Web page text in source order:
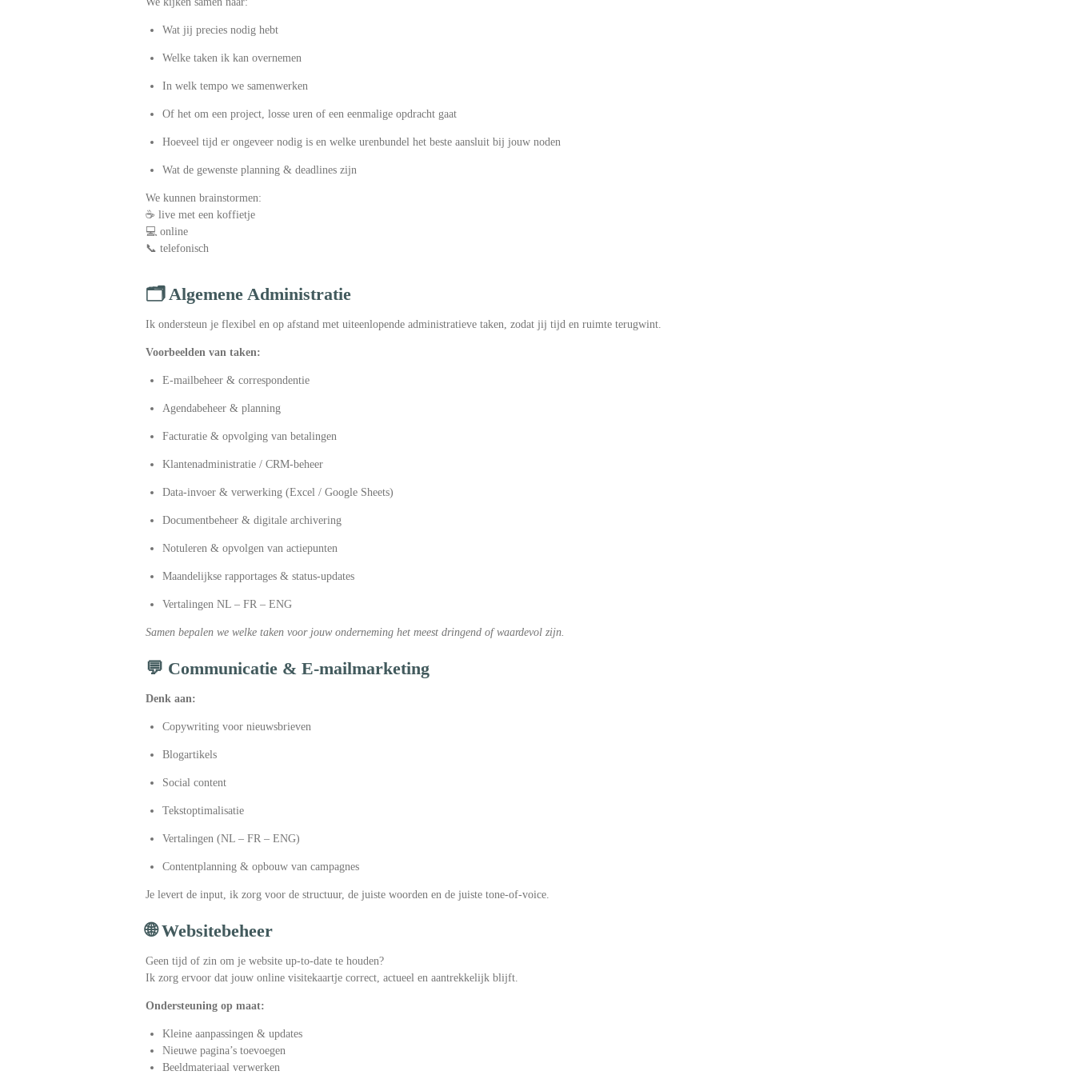
Wat jij precies nodig hebt
Welke taken ik kan overnemen
In welk tempo we samenwerken
Of het om een project, losse uren of een eenmalige opdracht gaat
Hoeveel tijd er ongeveer nodig is en welke urenbundel het beste aansluit bij jouw noden
Wat de gewenste planning & deadlines zijn
We kunnen brainstormen:
☕ live met een koffietje
💻 online
📞 telefonisch
🗂️ Algemene Administratie
Ik ondersteun je flexibel en op afstand met uiteenlopende administratieve taken, zodat jij tijd en ruimte terugwint.
Voorbeelden van taken:
E-mailbeheer & correspondentie
Agendabeheer & planning
Facturatie & opvolging van betalingen
Klantenadministratie / CRM-beheer
Data-invoer & verwerking (Excel / Google Sheets)
Documentbeheer & digitale archivering
Notuleren & opvolgen van actiepunten
Maandelijkse rapportages & status-updates
Vertalingen NL – FR – ENG
Samen bepalen we welke taken voor jouw onderneming het meest dringend of waardevol zijn.
💬 Communicatie & E-mailmarketing
Denk aan:
Copywriting voor nieuwsbrieven
Blogartikels
Social content
Tekstoptimalisatie
Vertalingen (NL – FR – ENG)
Contentplanning & opbouw van campagnes
Je levert de input, ik zorg voor de structuur, de juiste woorden en de juiste tone-of-voice.
🌐 Websitebeheer
Geen tijd of zin om je website up-to-date te houden?
Ik zorg ervoor dat jouw online visitekaartje correct, actueel en aantrekkelijk blijft.
Ondersteuning op maat:
Kleine aanpassingen & updates
Nieuwe pagina’s toevoegen
Beeldmateriaal verwerken